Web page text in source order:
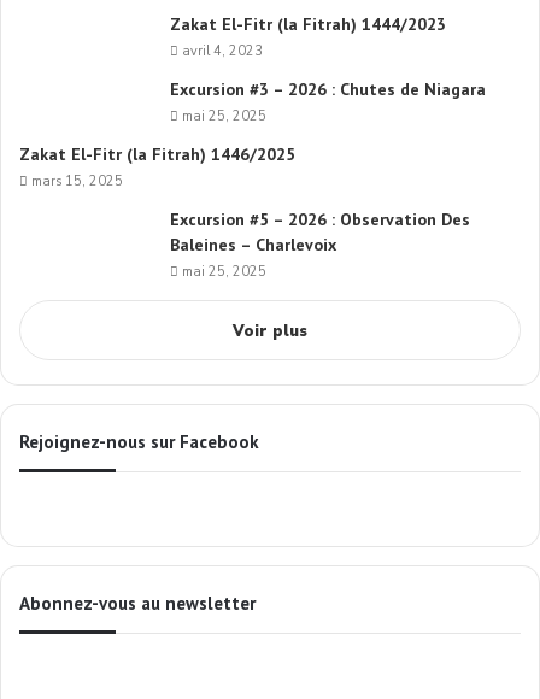
Zakat El-Fitr (la Fitrah) 1444/2023
avril 4, 2023
Excursion #3 – 2026 : Chutes de Niagara
mai 25, 2025
Zakat El-Fitr (la Fitrah) 1446/2025
mars 15, 2025
Excursion #5 – 2026 : Observation Des
Baleines – Charlevoix
mai 25, 2025
Voir plus
Rejoignez-nous sur Facebook
Abonnez-vous au newsletter